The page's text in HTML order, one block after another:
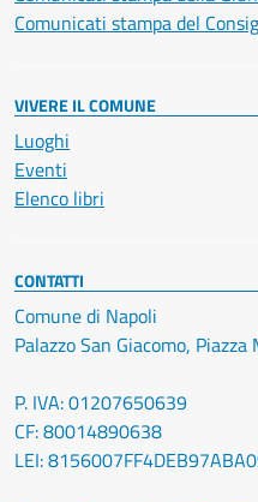
Comunicati stampa del
VIVERE IL COMUNE
Luoghi
Eventi
Elenco libri
CONTATTI
Comune di Napoli
Palazzo San Giacomo,
P. IVA: 01207650639
CF: 80014890638
LEI: